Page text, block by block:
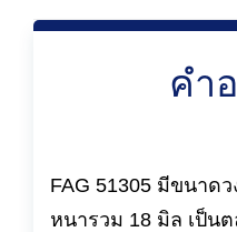
คำ
FAG 51305 มีขนาด
หนารวม 18 มิล เป็น